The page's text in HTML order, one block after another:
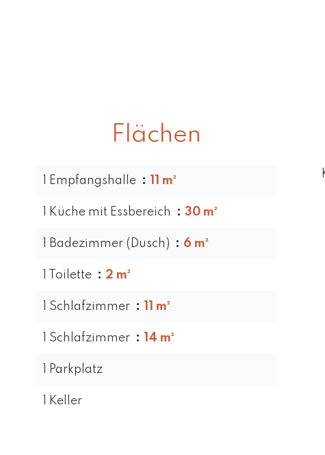
Flächen
1 Empfangshalle 11 m²
1 Küche mit Essbereich 30 m²
1 Badezimmer (Dusch) 6 m²
1 Toilette 2 m²
1 Schlafzimmer 11 m²
1 Schlafzimmer 14 m²
1 Parkplatz
1 Keller